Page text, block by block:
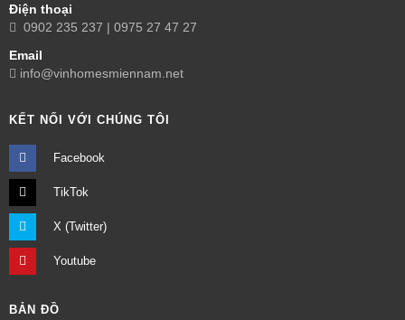
Điện thoại
0902 235 237 | 0975 27 47 27
Email
info@vinhomesmiennam.net
KẾT NỐI VỚI CHÚNG TÔI
Facebook
TikTok
X (Twitter)
Youtube
BẢN ĐỒ